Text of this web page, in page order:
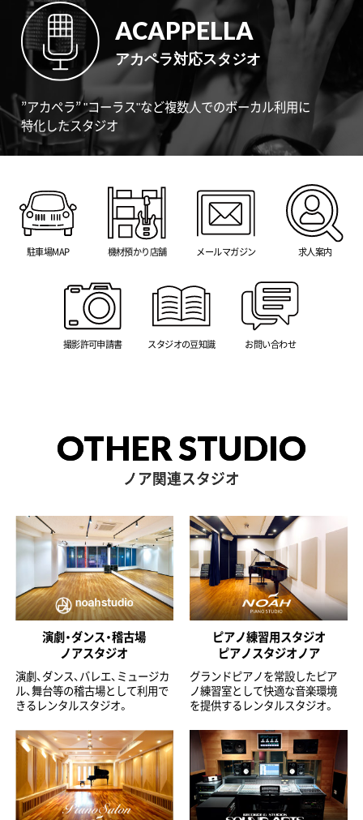
ACAPPELLA
アカペラ対応スタジオ
”アカペラ” "コーラス"など複数人でのボーカル利用に
特化したスタジオ
駐車場MAP 機材預かり店舗 メールマガジン 求人案内
撮影許可申請書 スタジオの豆知識 お問い合わせ
OTHER STUDIO
ノア関連スタジオ
演劇・ダンス・稽古場
ノアスタジオ
演劇、ダンス、バレエ、ミュージカ
ル、舞台等の稽古場として利用で
きるレンタルスタジオ。
ピアノ練習用スタジオ
ピアノスタジオノア
グランドピアノを常設したピア
ノ練習室として快適な音楽環境
を提供するレンタルスタジオ。